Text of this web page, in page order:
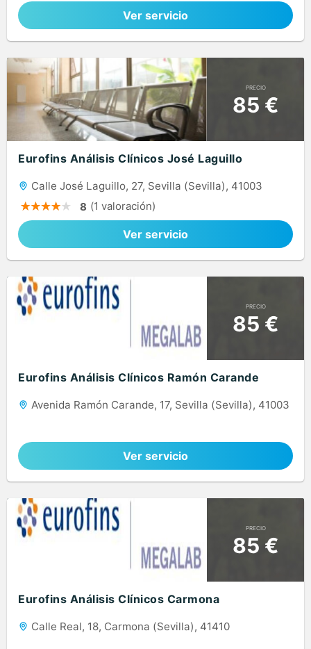
Ver servicio
PRECIO
85 €
Eurofins Análisis Clínicos José Laguillo
Calle José Laguillo, 27, Sevilla (Sevilla), 41003
8 (1 valoración)
Ver servicio
PRECIO
85 €
Eurofins Análisis Clínicos Ramón Carande
Avenida Ramón Carande, 17, Sevilla (Sevilla), 41003
Ver servicio
PRECIO
85 €
Eurofins Análisis Clínicos Carmona
Calle Real, 18, Carmona (Sevilla), 41410